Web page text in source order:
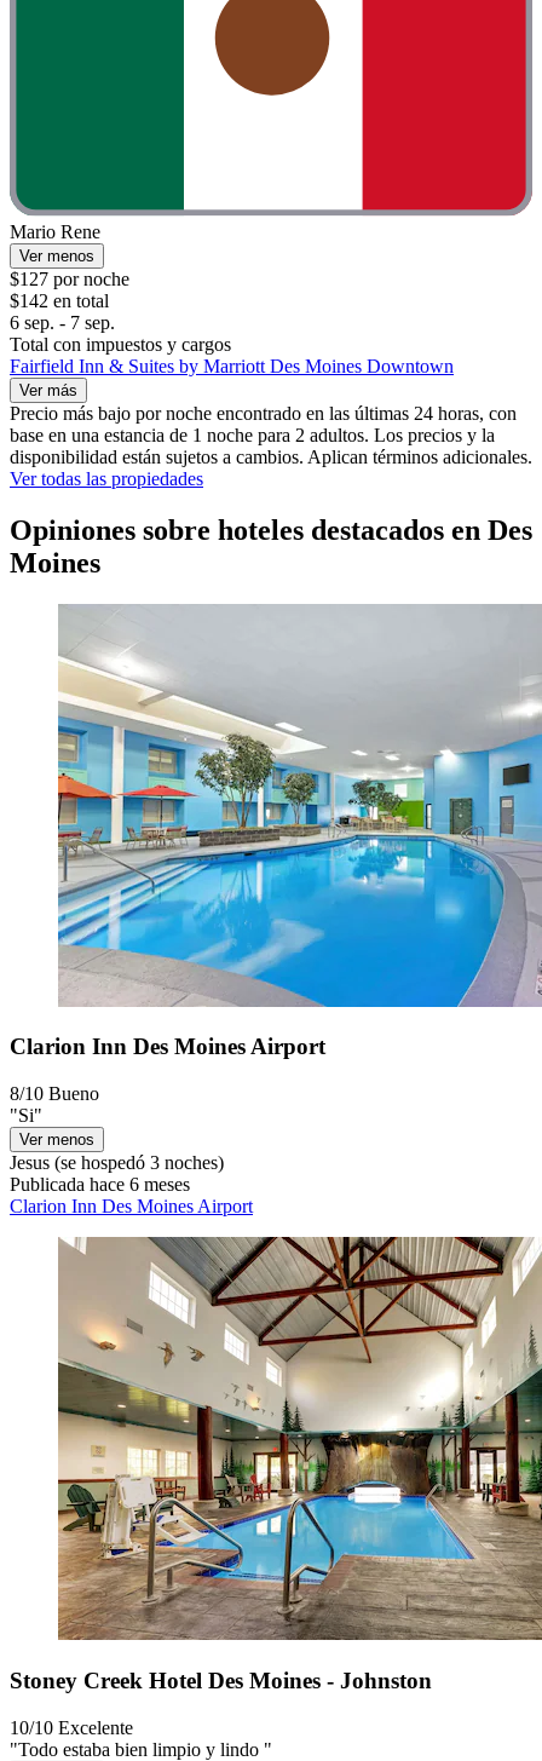
Mario Rene
Ver menos
$127 por noche
$142 en total
6 sep. - 7 sep.
Total con impuestos y cargos
Fairfield Inn & Suites by Marriott Des Moines Downtown
Ver más
Precio más bajo por noche encontrado en las últimas 24 horas, con
base en una estancia de 1 noche para 2 adultos. Los precios y la
disponibilidad están sujetos a cambios. Aplican términos adicionales.
Ver todas las propiedades
Opiniones sobre hoteles destacados en Des
Moines
Clarion Inn Des Moines Airport
8/10 Bueno
"Si"
Ver menos
Jesus (se hospedó 3 noches)
Publicada hace 6 meses
Clarion Inn Des Moines Airport
Stoney Creek Hotel Des Moines - Johnston
10/10 Excelente
"Todo estaba bien limpio y lindo "